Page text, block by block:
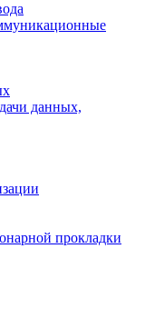
данных,
прокладки